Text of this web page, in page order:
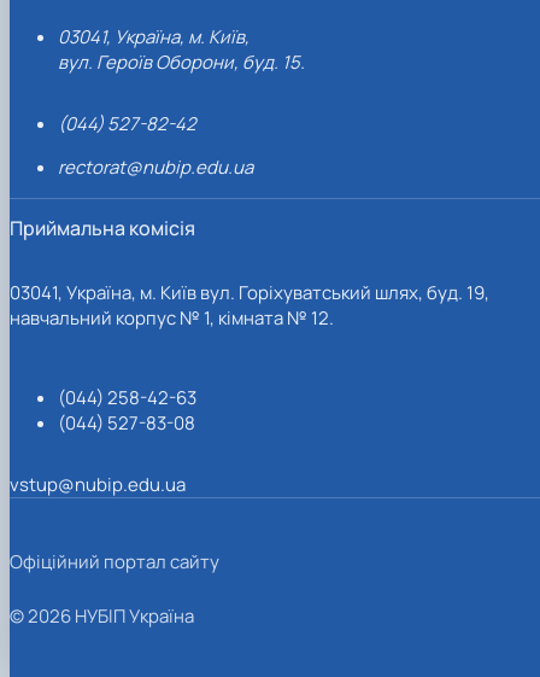
03041, Україна, м. Київ,
вул. Героїв Оборони, буд. 15.
(044) 527-82-42
rectorat@nubip.edu.ua
Приймальна комісія
03041, Україна, м. Київ вул. Горіхуватський шлях, буд. 19,
навчальний корпус № 1, кімната № 12.
(044) 258-42-63
(044) 527-83-08
vstup@nubip.edu.ua
Офіційний портал сайту
© 2026 НУБІП Україна